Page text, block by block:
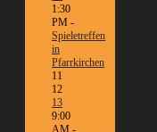
1:30
PM -
Spieletreffen
in
Pfarrkirchen
11
12
13
9:00